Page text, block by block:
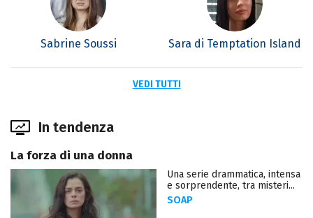
Sabrine Soussi Sara di Temptation Island
VEDI TUTTI
In tendenza
La forza di una donna
Una serie drammatica, intensa
e sorprendente, tra misteri...
SOAP